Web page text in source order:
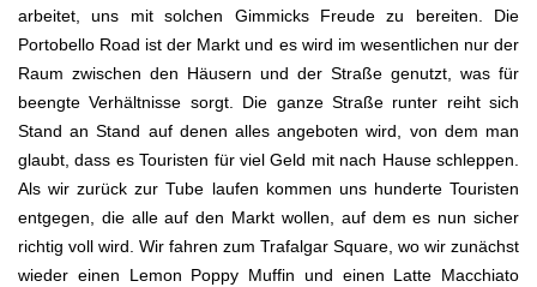
arbeitet, uns mit solchen Gimmicks Freude zu bereiten. Die
Portobello Road ist der Markt und es wird im wesentlichen nur der
Raum zwischen den Häusern und der Straße genutzt, was für
beengte Verhältnisse sorgt. Die ganze Straße runter reiht sich
Stand an Stand auf denen alles angeboten wird, von dem man
glaubt, dass es Touristen für viel Geld mit nach Hause schleppen.
Als wir zurück zur Tube laufen kommen uns hunderte Touristen
entgegen, die alle auf den Markt wollen, auf dem es nun sicher
richtig voll wird. Wir fahren zum Trafalgar Square, wo wir zunächst
wieder einen Lemon Poppy Muffin und einen Latte Macchiato